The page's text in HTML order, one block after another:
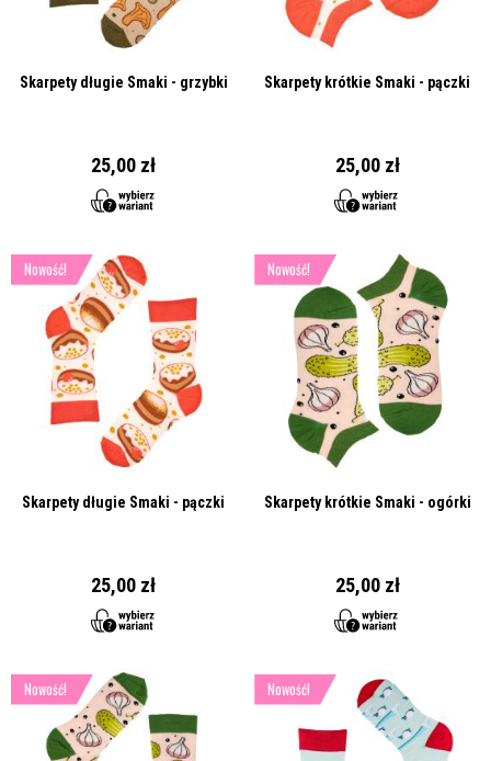
Skarpety długie Smaki - grzybki
25,00 zł
Skarpety krótkie Smaki - pączki
25,00 zł
Skarpety długie Smaki - pączki
25,00 zł
Nowość!
Skarpety krótkie Smaki - ogórki
25,00 zł
Nowość!
Nowość! Nowość!